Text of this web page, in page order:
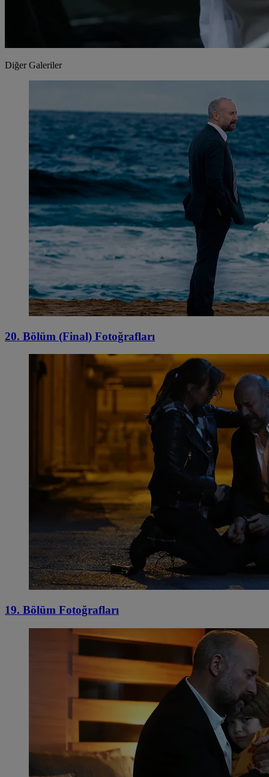
Diğer Galeriler
20. Bölüm (Final) Fotoğrafları
19. Bölüm Fotoğrafları